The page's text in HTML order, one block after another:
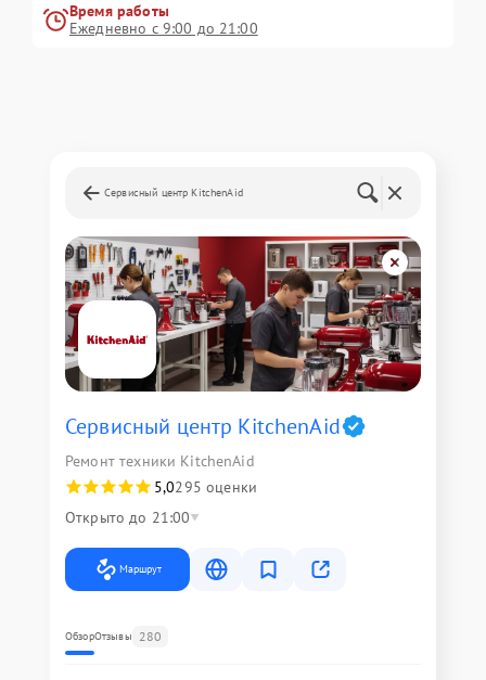
Время работы
Ежедневно с 9:00 до 21:00
Сервисный центр KitchenAid
Сервисный центр KitchenAid
Ремонт техники KitchenAid
5,0295 оценки
Открыто до 21:00
Маршрут
ОбзорОтзывы 280